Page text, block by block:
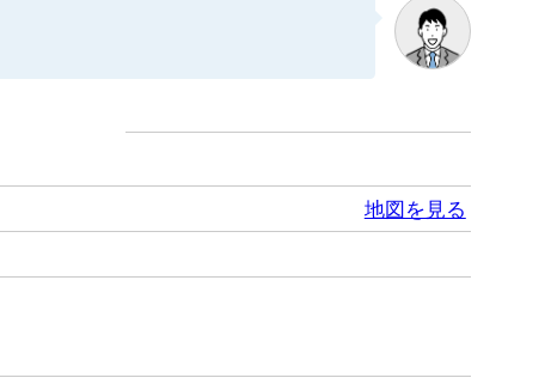
地図を見る